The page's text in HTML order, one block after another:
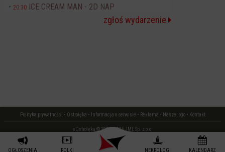
20:30 ICE CREAM MAN - 2D NAP
zgłoś wydarzenie
Polityka prywatności • Ostrołęka • Informacja o serwisie • Reklama • Nasze logo• Kontakt
eOstrołęka © 2006 - 2026 JML Sp. z o.o.
OGŁOSZENIA ROLKI NEKROLOGI KALENDARZ